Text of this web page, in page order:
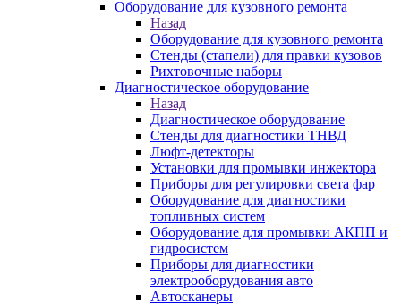
Оборудование для кузовного ремонта
Назад
Оборудование для кузовного ремонта
Стенды (стапели) для правки кузовов
Рихтовочные наборы
Диагностическое оборудование
Назад
Диагностическое оборудование
Стенды для диагностики ТНВД
Люфт-детекторы
Установки для промывки инжектора
Приборы для регулировки света фар
Оборудование для диагностики
топливных систем
Оборудование для промывки АКПП и
гидросистем
Приборы для диагностики
электрооборудования авто
Автосканеры